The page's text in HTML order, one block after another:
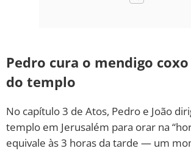
Pedro cura o mendigo
do templo
No capítulo 3 de Atos, Pedro e João
templo em Jerusalém para orar na
equivale às 3 horas da tarde — um